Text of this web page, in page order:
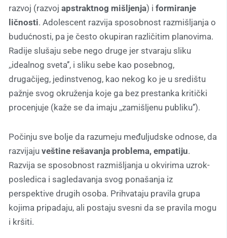
razvoj (razvoj apstraktnog mišljenja) i formiranje
ličnosti. Adolescent razvija sposobnost razmišljanja o
budućnosti, pa je često okupiran različitim planovima.
Radije slušaju sebe nego druge jer stvaraju sliku
,,idealnog sveta’’, i sliku sebe kao posebnog,
drugačijeg, jedinstvenog, kao nekog ko je u središtu
pažnje svog okruženja koje ga bez prestanka kritički
procenjuje (kaže se da imaju ,,zamišljenu publiku’’).
Počinju sve bolje da razumeju međuljudske odnose, da
razvijaju veštine rešavanja problema, empatiju.
Razvija se sposobnost razmišljanja u okvirima uzrok-
posledica i sagledavanja svog ponašanja iz
perspektive drugih osoba. Prihvataju pravila grupa
kojima pripadaju, ali postaju svesni da se pravila mogu
i kršiti.